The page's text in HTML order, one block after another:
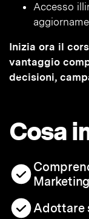
Accesso
Inizia ora il
vantaggio
decisioni,
Cosa
Marketing
Adottare